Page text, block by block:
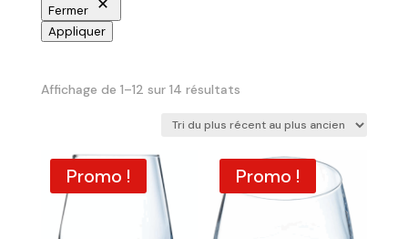
Fermer
Appliquer
Affichage de 1–12 sur 14 résultatsTrié
plus
au
plus
Promo ! Promo !